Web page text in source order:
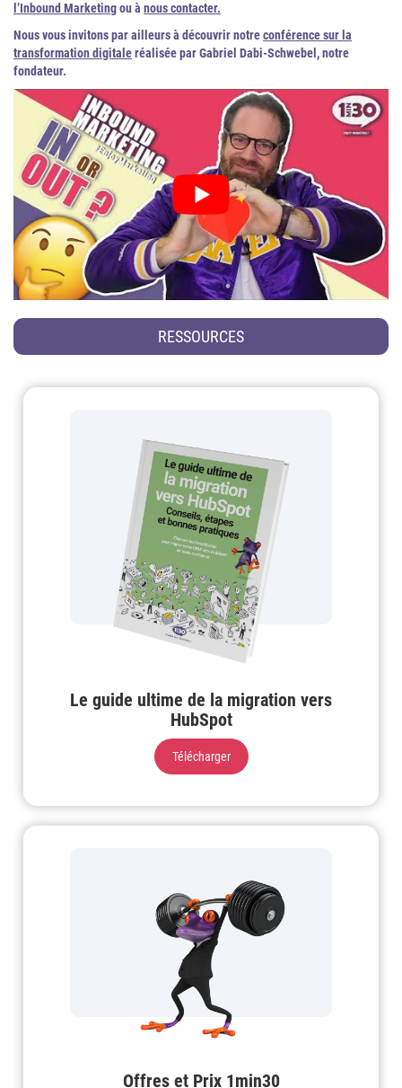
l’Inbound Marketingou à nous contacter.
Nous vous invitons par ailleurs à découvrir notreconférence sur la
transformation digitaleréalisée par Gabriel Dabi-Schwebel, notre
fondateur.
RESSOURCES
Le guide ultime de la migration vers
HubSpot
Télécharger
Offres et Prix 1min30